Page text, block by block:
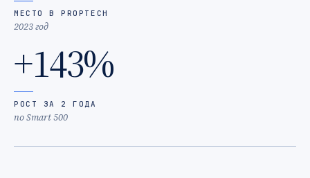
МЕСТО В PROPTECH
2023 год
+143%
РОСТ ЗА 2 ГОДА
по Smart 500